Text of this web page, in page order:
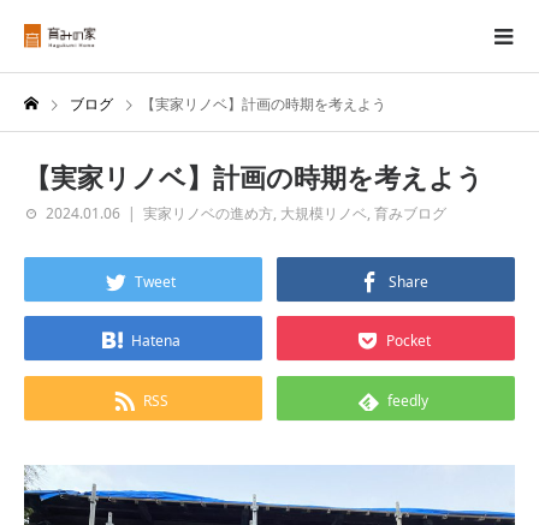
ブログ 【実家リノベ】計画の時期を考えよう
【実家リノベ】計画の時期を考えよう
2024.01.06 実家リノベの進め方, 大規模リノベ, 育みブログ
Tweet Share
Hatena Pocket
RSS feedly